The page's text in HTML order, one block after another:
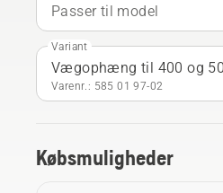
Passer til model
Variant
Vægophæng til 400 og
Varenr.: 585 01 97‑02
Købsmuligheder